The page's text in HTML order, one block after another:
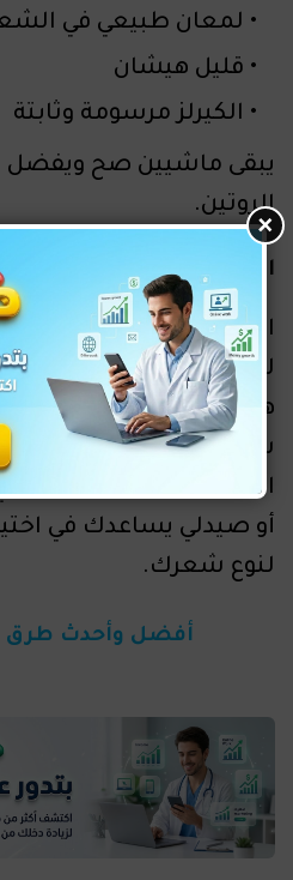
لمعان طبيعي في
قليل هيشان
الكيرلز مرسومة وثابتة
يبقى ماشيين صح ويفضل
الروتين.
الخلاصة
الشعر الكيرلي محتاج
لكن النتيجة بتكون رائعة
هتتعلمي إيه المنتجات
شعرك بالظبط. لو حسيتِ
استشارة متخصص،
أو صيدلي يساعدك في
لنوع شعرك.
أفضل وأحدث طرق
×